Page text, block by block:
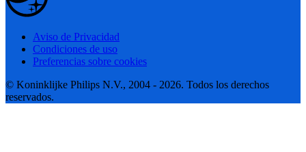
Aviso de Privacidad
Condiciones de uso
Preferencias sobre cookies
© Koninklijke Philips N.V., 2004 - 2026. Todos los derechos
reservados.